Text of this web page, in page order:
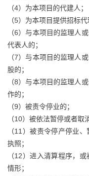
（4）为本项目的代建人；
（5）为本项目提供招标代
（6）与本项目的监理人
代表人的；
（7）与本项目的监理人
股的；
（8）与本项目的监理人
作的；
（9）被责令停业的；
（10）被依法暂停或者取
（11）被责令停产停业
执照；
（12）进入清算程序，
情形；